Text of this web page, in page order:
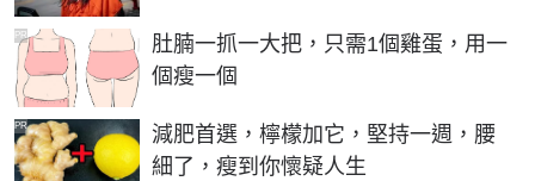
肚腩一抓一大把，只需1個雞蛋，用一
個瘦一個
PR
減肥首選，檸檬加它，堅持一週，腰
細了，瘦到你懷疑人生
PR